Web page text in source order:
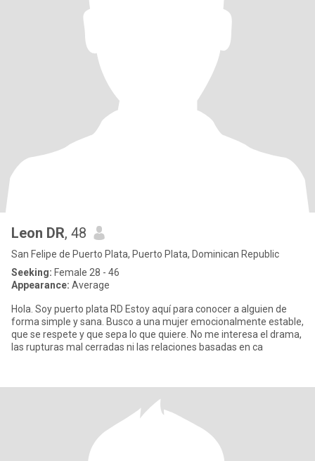
Leon DR, 48
San Felipe de Puerto Plata, Puerto Plata, Dominican Republic
Seeking: Female 28 - 46
Appearance: Average
Hola. Soy puerto plata RD Estoy aquí para conocer a alguien de
forma simple y sana. Busco a una mujer emocionalmente estable,
que se respete y que sepa lo que quiere. No me interesa el drama,
las rupturas mal cerradas ni las relaciones basadas en ca